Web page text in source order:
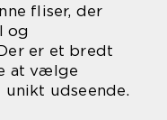
fliser, der
og
er et bredt
at vælge
unikt udseende.